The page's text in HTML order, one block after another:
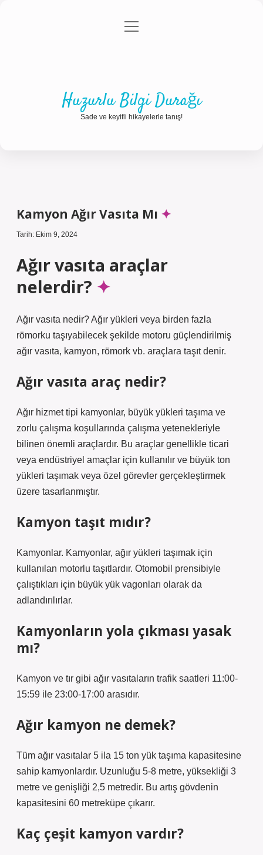
Gizlilik Politikası
menüyü
Huzurlu Bilgi Durağı
Sade ve keyifli hikayelerle tanış!
Kamyon Ağır Vasıta Mı
Tarih: Ekim 9, 2024
Ağır vasıta araçlar
nelerdir?
Ağır vasıta nedir? Ağır yükleri veya birden fazla
römorku taşıyabilecek şekilde motoru güçlendirilmiş
ağır vasıta, kamyon, römork vb. araçlara taşıt denir.
Ağır vasıta araç nedir?
Ağır hizmet tipi kamyonlar, büyük yükleri taşıma ve
zorlu çalışma koşullarında çalışma yetenekleriyle
bilinen önemli araçlardır. Bu araçlar genellikle ticari
veya endüstriyel amaçlar için kullanılır ve büyük ton
yükleri taşımak veya özel görevler gerçekleştirmek
üzere tasarlanmıştır.
Kamyon taşıt mıdır?
Kamyonlar. Kamyonlar, ağır yükleri taşımak için
kullanılan motorlu taşıtlardır. Otomobil prensibiyle
çalıştıkları için büyük yük vagonları olarak da
adlandırılırlar.
Kamyonların yola çıkması yasak
mı?
Kamyon ve tır gibi ağır vasıtaların trafik saatleri 11:00-
15:59 ile 23:00-17:00 arasıdır.
Ağır kamyon ne demek?
Tüm ağır vasıtalar 5 ila 15 ton yük taşıma kapasitesine
sahip kamyonlardır. Uzunluğu 5-8 metre, yüksekliği 3
metre ve genişliği 2,5 metredir. Bu artış gövdenin
kapasitesini 60 metreküpe çıkarır.
Kaç çeşit kamyon vardır?